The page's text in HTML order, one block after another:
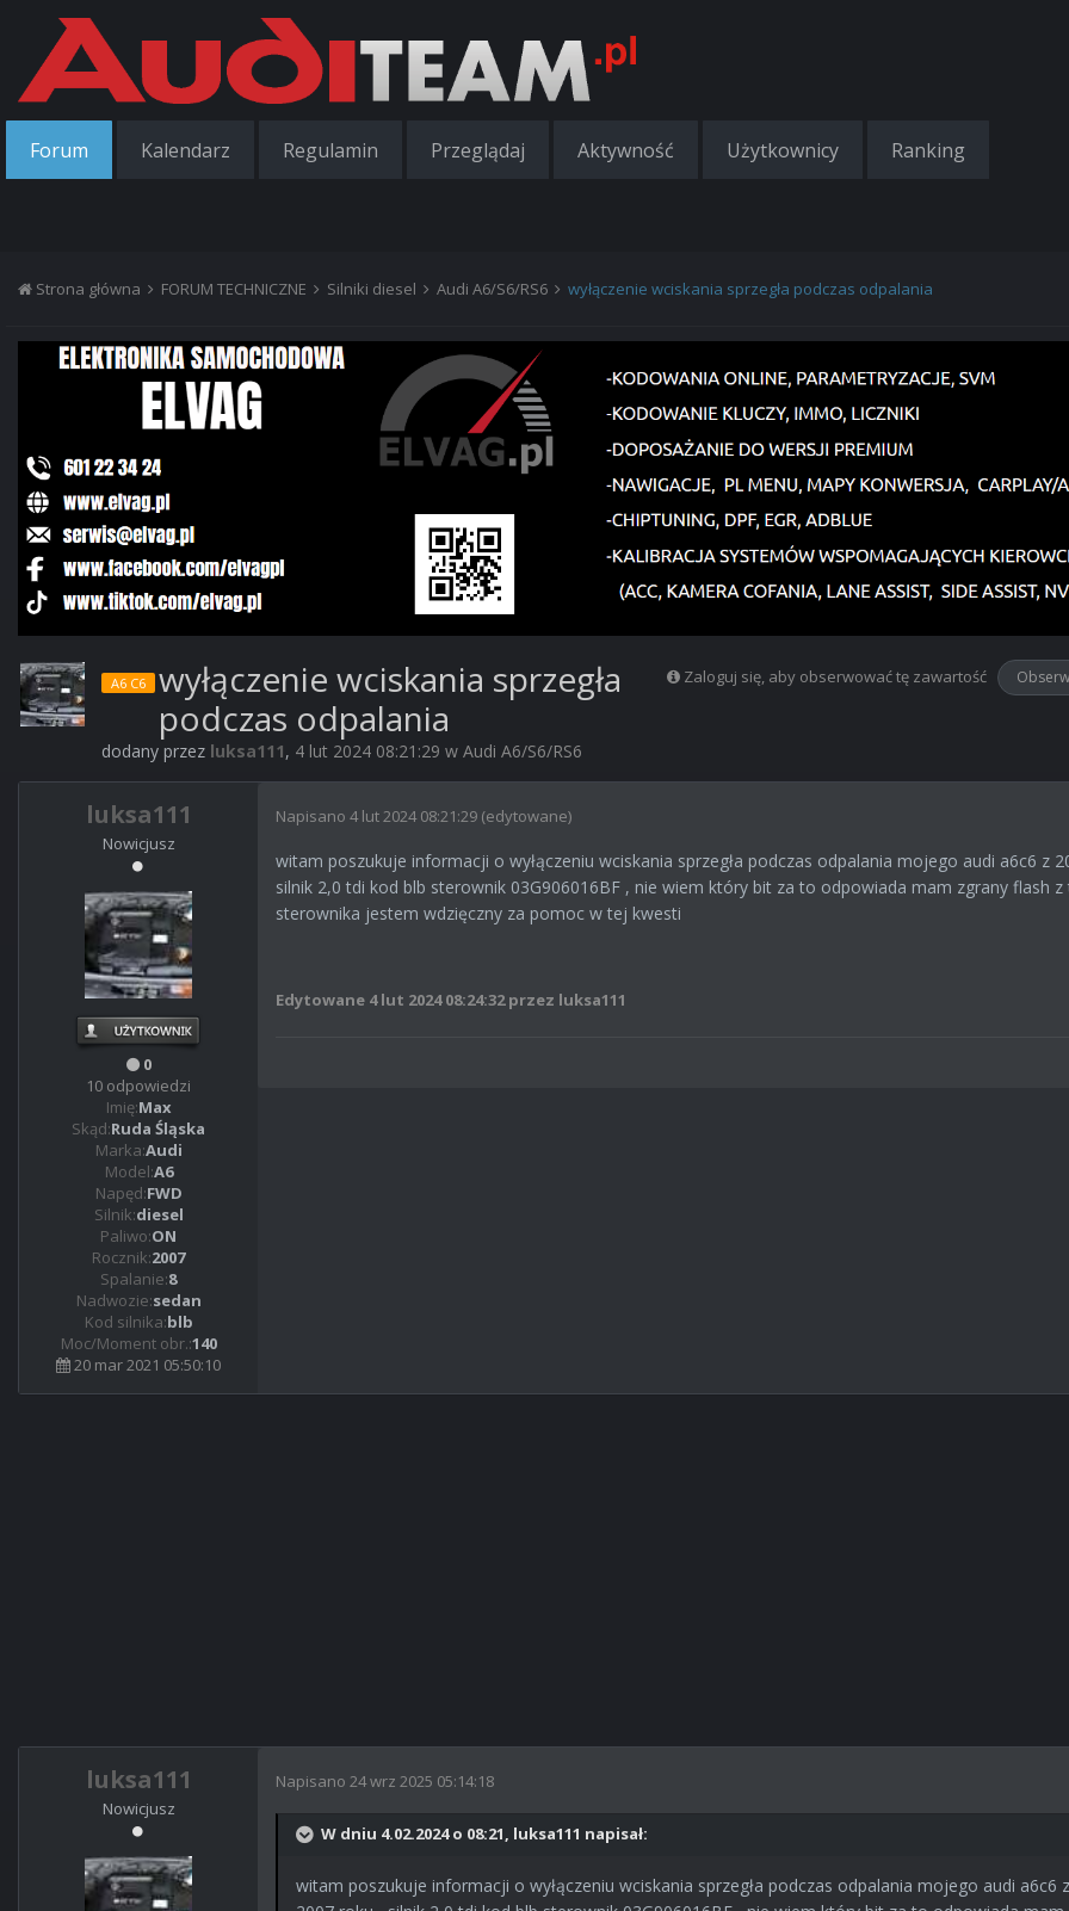
Forum Kalendarz Regulamin Przeglądaj Aktywność Użytkownicy Ranking
Strona główna FORUM TECHNICZNE Silniki diesel Audi A6/S6/RS6 wyłączenie wciskania sprzegła podczas odpalania
Zaloguj się, aby obserwować tę zawartość
A6 C6
wyłączenie wciskania sprzegła
podczas odpalania
dodany przez luksa111, 4 lut 2024 08:21:29 w Audi A6/S6/RS6
luksa111
Nowicjusz
0
10 odpowiedzi
Imię:Max
Skąd:Ruda Śląska
Marka:Audi
Model:A6
Napęd:FWD
Silnik:diesel
Paliwo:ON
Rocznik:2007
Spalanie:8
Nadwozie:sedan
Kod silnika:blb
Moc/Moment obr.:140
20 mar 2021 05:50:10
Napisano 4 lut 2024 08:21:29 (edytowane)
witam poszukuje informacji o wyłączeniu wciskania sprzegła podczas odpalania mojego audi a6c6 z
silnik 2,0 tdi kod blb sterownik 03G906016BF , nie wiem który bit za to odpowiada mam zgrany flash
sterownika jestem wdzięczny za pomoc w tej kwesti
Edytowane 4 lut 2024 08:24:32przez luksa111
luksa111
Nowicjusz
Napisano 24 wrz 2025 05:14:18
W dniu 4.02.2024 o 08:21, luksa111 napisał:
witam poszukuje informacji o wyłączeniu wciskania sprzegła podczas odpalania mojego audi a6c6 z